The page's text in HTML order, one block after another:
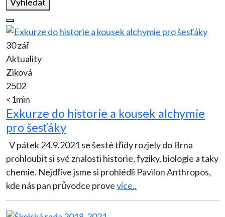
30 zář
Aktuality
Ziková
2502
<1min
Exkurze do historie a kousek alchymie
pro šesťáky
prohloubit si své znalosti historie, fyziky, biologie a taky
chemie. Nejdříve jsme si prohlédli Pavilon Anthropos,
kde nás pan průvodce provevíce..